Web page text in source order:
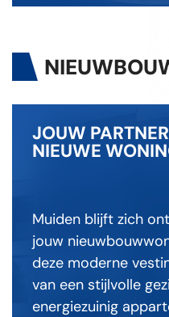
JOUW
NIEUWE
Muiden blijft zich
jouw
deze moderne
van een stijlvolle
energiezuinig